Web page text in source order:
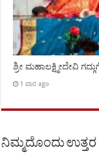
ಶ್ರೀ ಮಹಾಲಕ್ಷ್ಮೀದೇವಿ
1 ವಾರ ago
ನಿಮ್ಮದೊಂದು ಉತ್ತರ